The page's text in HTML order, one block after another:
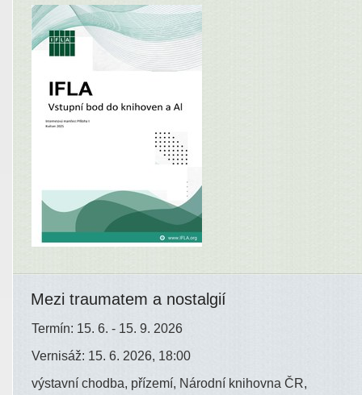
Mezi traumatem a nostalgií
Termín: 15. 6. - 15. 9. 2026
Vernisáž: 15. 6. 2026, 18:00
výstavní chodba, přízemí, Národní knihovna ČR,